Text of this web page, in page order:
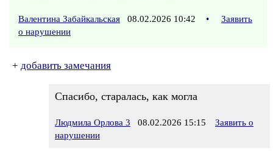
Валентина Забайкальская 08.02.2026 10:42 •
Заявить
о нарушении
+ добавить замечания
Спасибо, старалась, как могла
Людмила Орлова 3 08.02.2026 15:15
Заявить о
нарушении